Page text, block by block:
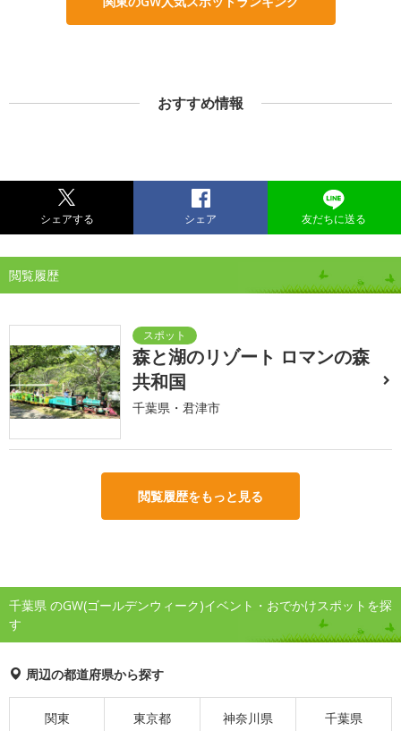
おすすめ情報
シェアする シェア 友だちに送る
閲覧履歴
森と湖のリゾート ロマンの森
共和国
千葉県・君津市
閲覧履歴をもっと見る
千葉県 のGW(ゴールデンウィーク)イベント・おでかけスポットを探
す
周辺の都道府県から探す
関東 東京都 神奈川県 千葉県